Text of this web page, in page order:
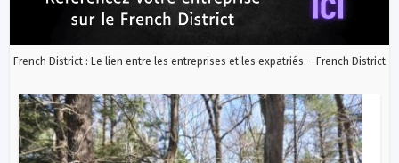
French District : Le lien entre les entreprises et les expatriés. - French District